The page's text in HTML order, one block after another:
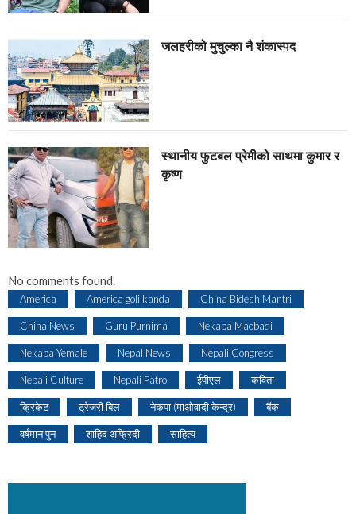
जलहरीको मुचुल्का नै शंंकास्पद
स्थानीय फुटबल प्रेमीको साथमा कुमार र
कृष्ण
No comments found.
America America goli kanda China Bidesh Mantri
China News Guru Purnima Nekapa Maobadi
Nekapa Yemale Nepal News Nepali Congress
Nepali Culture Nepali Patro ईपीएल कविता
क्रिकेट ट्रेजरी बिल नेकपा (माओवादी केन्द्र) बैंक
वर्षमान पुन शाहिद अफ्रिदी साहित्य